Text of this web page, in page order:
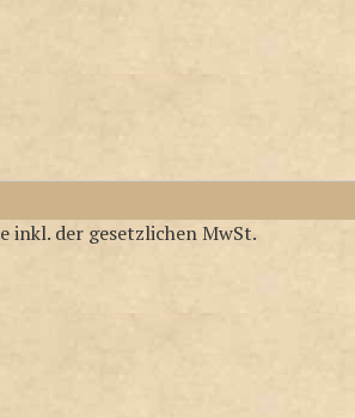
inkl. der gesetzlichen MwSt.